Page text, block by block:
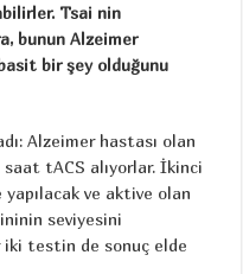
Tsai nin
bunun Alzeimer
bir şey olduğunu
Alzeimer hastası olan
tACS alıyorlar. İkinci
ve aktive olan
seviyesini
iki testin de sonuç elde